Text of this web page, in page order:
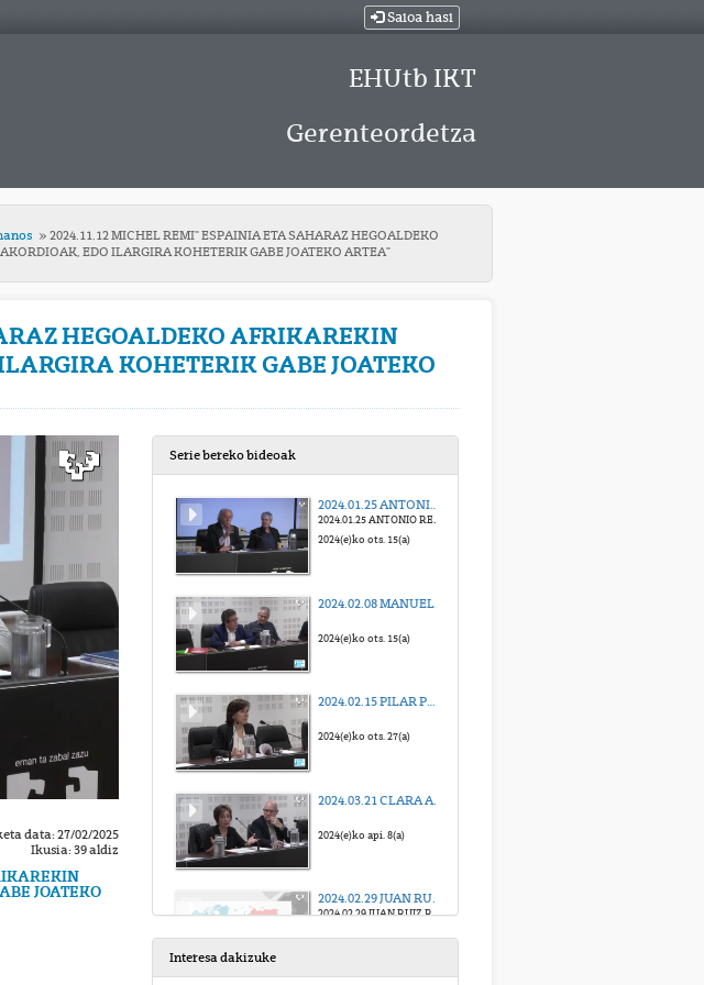
Saioa hasi
EHUtb IKT
Gerenteordetza
2024.11.12 MICHEL REMI" ESPAINIA ETA SAHARAZ HEGOALDEKO
EDO ILARGIRA KOHETERIK GABE JOATEKO ARTEA"
HEGOALDEKO AFRIKAREKIN
KOHETERIK GABE JOATEKO
data: 27/02/2025
Ikusia: 39 aldiz
JOATEKO
Serie bereko bideoak
2024.01.25 ANTONIO REMIRO BROTONS "La comunidad internacional como publicidad engañosa"
2024.01.25 ANTONIO REMIRO BROTONS "La comunidad internacional como publicidad engañosa"
2024(e)ko ots. 15(a)
2024.02.08 MANUEL OLLÉ SESÉ "Justicia penal internacional y derechos humanos"
2024(e)ko ots. 15(a)
2024.02.15 PILAR POZO SERRANO Errusiako eta Ukrainako gerrako boluntarioak, mertzenarioak eta enpresa militar pribatuak
2024(e)ko ots. 27(a)
2024.03.21 CLARA ASUA GONZÁLEZ eta IÑIGO LAMARCA ITURBE "Giza eskubideak eta autonomia pribatua"
2024(e)ko api. 8(a)
2024.02.29 JUAN RUIZ RAMOS "El concepto de refugiado en la Unión Europea"
2024.02.29 JUAN RUIZ RAMOS "El concepto de refugiado en la Unión Europea"
Interesa dakizuke